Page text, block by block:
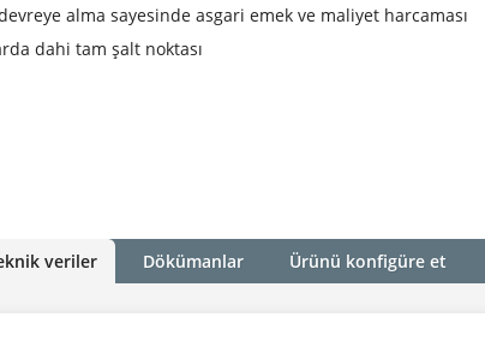
alma sayesinde asgari emek ve maliyet harcaması
dahi tam şalt noktası
veriler Dökümanlar Ürünü konfigüre et